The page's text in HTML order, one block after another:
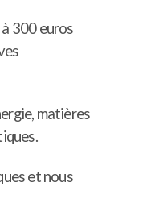
300 euros
matières
et nous